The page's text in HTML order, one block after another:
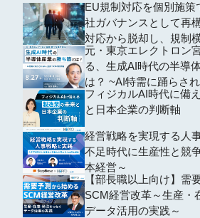
EU規制対応を個別施策
社ガバナンスとして再構築
対応から脱却し、規制
編するための全社設計―
元・東京エレクトロン
る、生成AI時代の半導
は？ ~AI特需に踊らされない、投資・SCM
の判断軸~
フィジカルAI時代に備
と日本企業の判断軸
経営戦略を実現する人
不足時代に生産性と競
本経営～
【部長職以上向け】需
SCM経営改革～生産・
データ活用の実践～